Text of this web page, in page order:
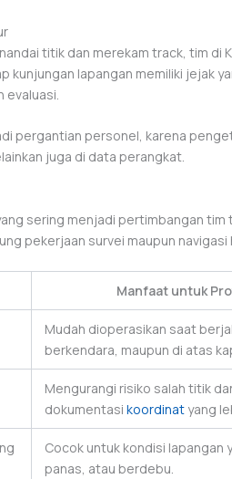
titik dan merekam track, tim di
kunjungan lapangan memiliki jejak
evaluasi.
pergantian personel, karena
juga di data perangkat.
sering menjadi pertimbangan tim
pekerjaan survei maupun navigasi
Manfaat untuk
Mudah dioperasikan saat
berkendara, maupun di atas
Mengurangi risiko salah titik
dokumentasi koordinat yang
Cocok untuk kondisi lapangan
panas, atau berdebu.